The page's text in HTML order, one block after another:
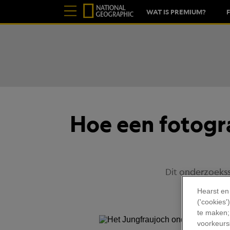
WAT IS PREMIUM?
Hoe een
Dit
Hearst
te